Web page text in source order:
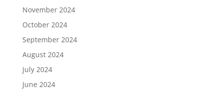
November 2024
October 2024
September 2024
August 2024
July 2024
June 2024